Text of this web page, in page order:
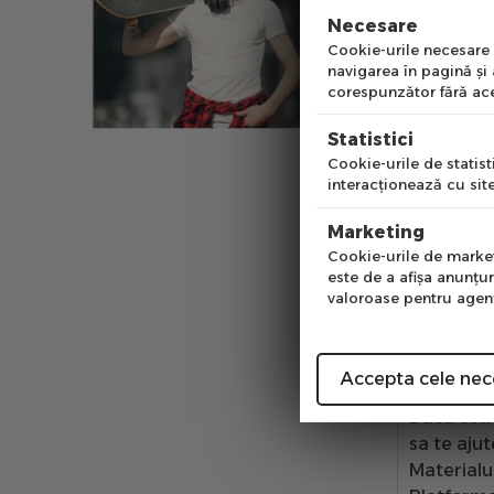
Este
tine cont
tricks-rile
si tinuta.
Inainte
Daca vrei
fara
corect
Daca
sa te
Necesare
Cookie-urile
navigarea în pagină
corespunzător fără
Statistici
Cookie-urile de
interacţionează cu
Marketing
Cookie-urile de
este de a afişa
valoroase pentru
Accepta cele